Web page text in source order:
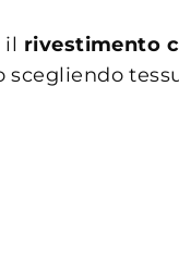
il rivestimento